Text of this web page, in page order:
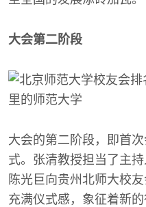
大会第二阶段
大会的第二阶段，即首
式。张清教授担当了主
陈光巨向贵州北师大校
充满仪式感，象征着新的